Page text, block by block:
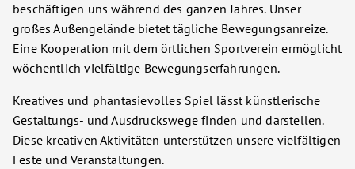
beschäftigen uns während des ganzen Jahres. Unser
großes Außengelände bietet tägliche Bewegungsanreize.
Eine Kooperation mit dem örtlichen Sportverein ermöglicht
wöchentlich vielfältige Bewegungserfahrungen.
Kreatives und phantasievolles Spiel lässt künstlerische
Gestaltungs- und Ausdruckswege finden und darstellen.
Diese kreativen Aktivitäten unterstützen unsere vielfältigen
Feste und Veranstaltungen.